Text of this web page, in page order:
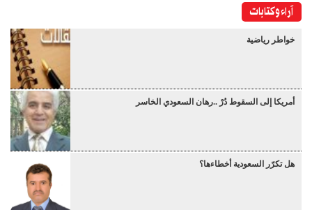
آراء وكتابات
خواطر رياضية
أمريكا إلى السقوط دُرْ ..رهان السعودي الخاسر
هل تكرّر السعودية أخطاءها؟